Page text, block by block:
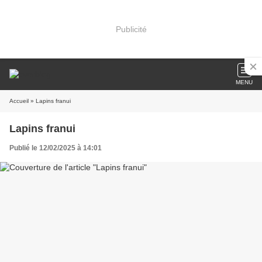
Publicité
MENU
Accueil » Lapins franui
Lapins franui
Publié le 12/02/2025 à 14:01